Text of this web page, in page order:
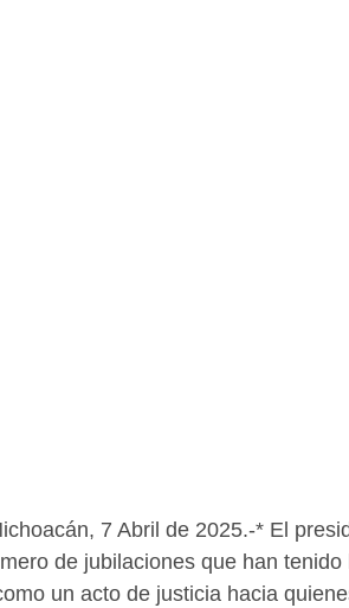
7 Abril de 2025.-* El
de jubilaciones que han
un acto de justicia hacia